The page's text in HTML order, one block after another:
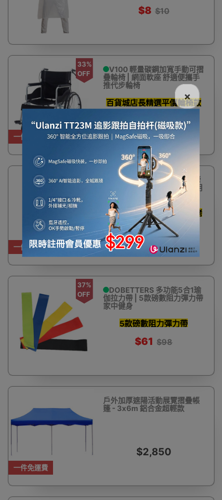
$8 $10
一件免運費
33%
OFF
V100 輕量碳鋼加寬手動可摺
疊輪椅 | 網面軟座 舒適便攜手
推代步輪椅
百貨城店長精選平價輪椅款
$780 $1,180
一件免運費
OFF
22寸圓鼓形不銹鋼BBQ燒烤
爐 | 戶外野餐 | 派對聚會 | 耐用
易潔
一班人圍住燒 弧型爐蓋燜烤
鎖住肉汁
$650 $699
37%
OFF
DOBETTERS 多功能5合1瑜
伽拉力帶 | 5款磅數阻力彈力帶
家中健身
5款磅數阻力彈力帶
$61 $98
一件免運費
戶外加厚遮陽活動展覽摺疊帳
篷 - 3x6m 鋁合金超輕款
$2,850
×